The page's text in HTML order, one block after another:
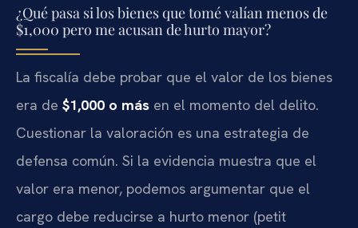
¿Qué pasa si los bienes que tomé valían menos de
$1,000 pero me acusan de hurto mayor?
La fiscalía debe probar que el valor de los bienes
era de $1,000 o más en el momento del delito.
Cuestionar la valoración es una estrategia de
defensa común. Si la evidencia muestra que el
valor era menor, podemos argumentar que el
cargo debe reducirse a hurto menor (petit